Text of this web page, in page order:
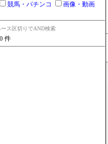
競馬・パチンコ
画像・動画
ス区切りでAND検索
件